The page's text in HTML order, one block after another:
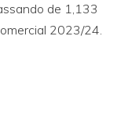
de 1,133
2023/24.